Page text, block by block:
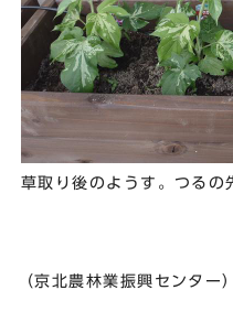
草取り後のようす。つるの
（京北農林業振興センター）